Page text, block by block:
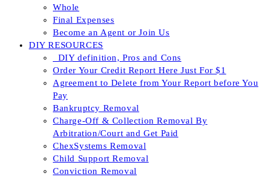
Whole
Final Expenses
Become an Agent or Join Us
DIY RESOURCES
_DIY definition, Pros and Cons
Order Your Credit Report Here Just For $1
Agreement to Delete from Your Report before You
Pay
Bankruptcy Removal
Charge-Off & Collection Removal By
Arbitration/Court and Get Paid
ChexSystems Removal
Child Support Removal
Conviction Removal